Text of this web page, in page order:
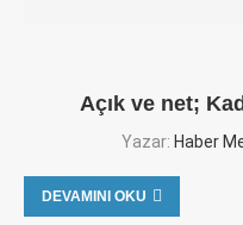
Açık ve net;
Yazar: Haber
DEVAMINI OKU